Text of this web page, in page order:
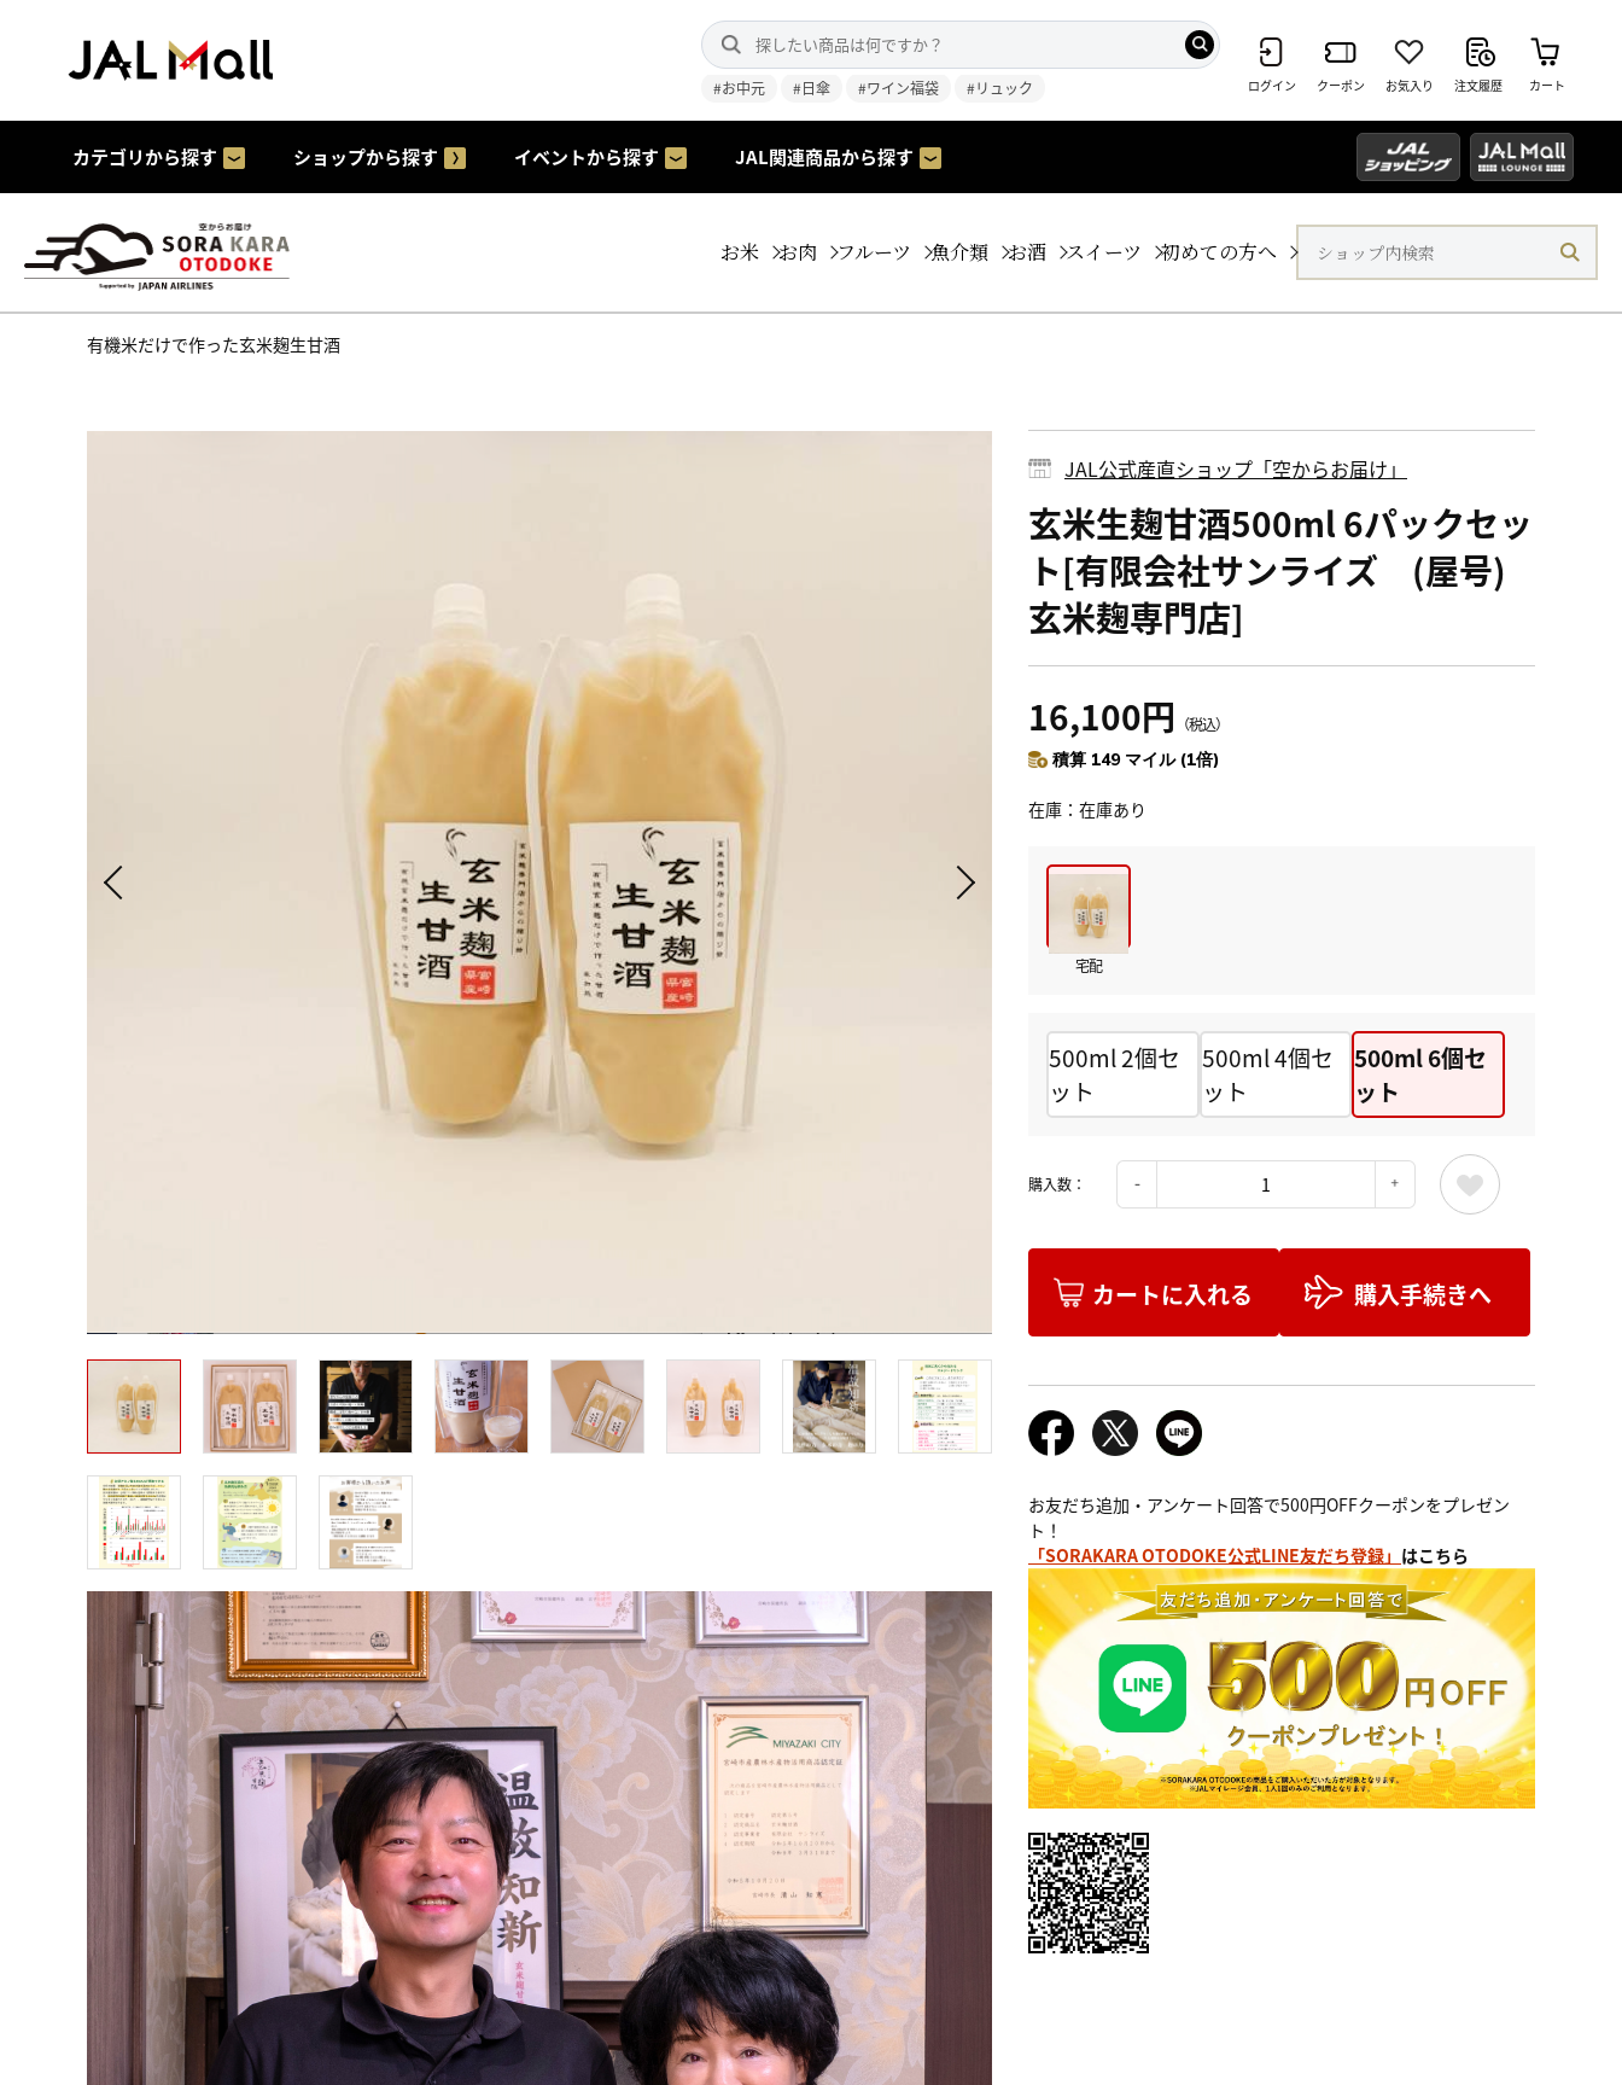
#お中元 #日傘 #ワイン福袋 #リュック ログイン クーポン お気入り 注文履歴 カート
カテゴリから探す ショップから探す イベントから探す JAL関連商品から探す
お米 お肉 フルーツ 魚介類 お酒 スイーツ 初めての方へ
有機米だけで作った玄米麹生甘酒
JAL公式産直ショップ「空からお届け」
玄米生麹甘酒500ml 6パックセッ
ト[有限会社サンライズ (屋号)
玄米麹専門店]
16,100円 （税込）
積算 149 マイル (1倍)
在庫 在庫あり
宅配
500ml 2個セ
ット
500ml 4個セ
ット
500ml 6個セ
ット
購入数：
カートに入れる 購入手続きへ
お友だち追加・アンケート回答で500円OFFクーポンをプレゼン
ト！
「SORAKARA OTODOKE公式LINE友だち登録」 はこちら